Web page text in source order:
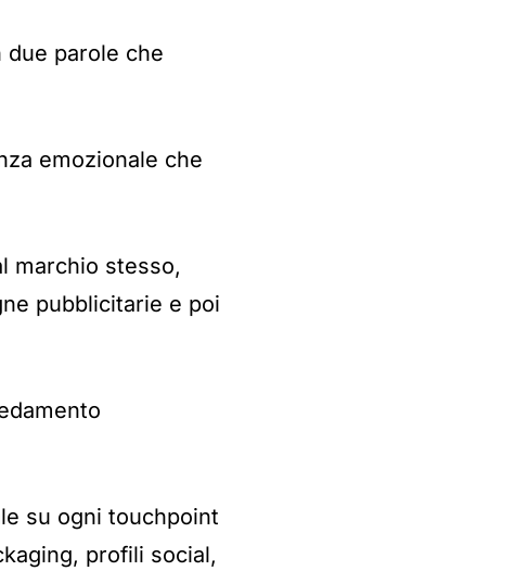
due parole che
emozionale che
marchio stesso,
pubblicitarie e poi
su ogni touchpoint
profili social,